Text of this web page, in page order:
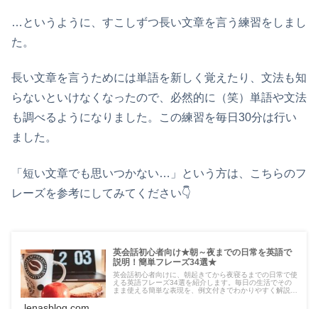
…というように、すこしずつ長い文章を言う練習をしまし
た。
長い文章を言うためには単語を新しく覚えたり、文法も知
らないといけなくなったので、必然的に（笑）単語や文法
も調べるようになりました。この練習を毎日30分は行い
ました。
「短い文章でも思いつかない…」という方は、こちらのフ
レーズを参考にしてみてください👇
英会話初心者向け★朝～夜までの日常を英語で
説明！簡単フレーズ34選★
英会話初心者向けに、朝起きてから夜寝るまでの日常で使
える英語フレーズ34選を紹介します。毎日の生活でその
まま使える簡単な表現を、例文付きでわかりやすく解説し